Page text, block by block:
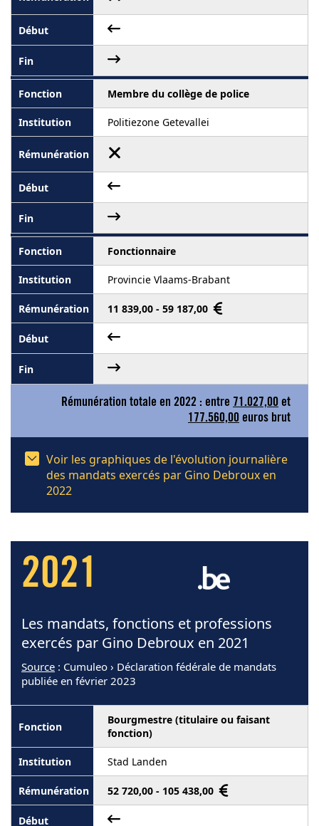
Membre du collège de police
Politiezone Getevallei
Fonctionnaire
Provincie Vlaams-Brabant
11 839,00 - 59 187,00
Rémunération totale en 2022 : entre 71.027,00 et
177.560,00 euros brut
Voir les graphiques de l'évolution journalière
des mandats exercés par Gino Debroux en
2022
2021
Les mandats, fonctions et professions
exercés par Gino Debroux en 2021
Source : Cumuleo › Déclaration fédérale de mandats
publiée en février 2023
Bourgmestre (titulaire ou faisant
fonction)
Stad Landen
52 720,00 - 105 438,00